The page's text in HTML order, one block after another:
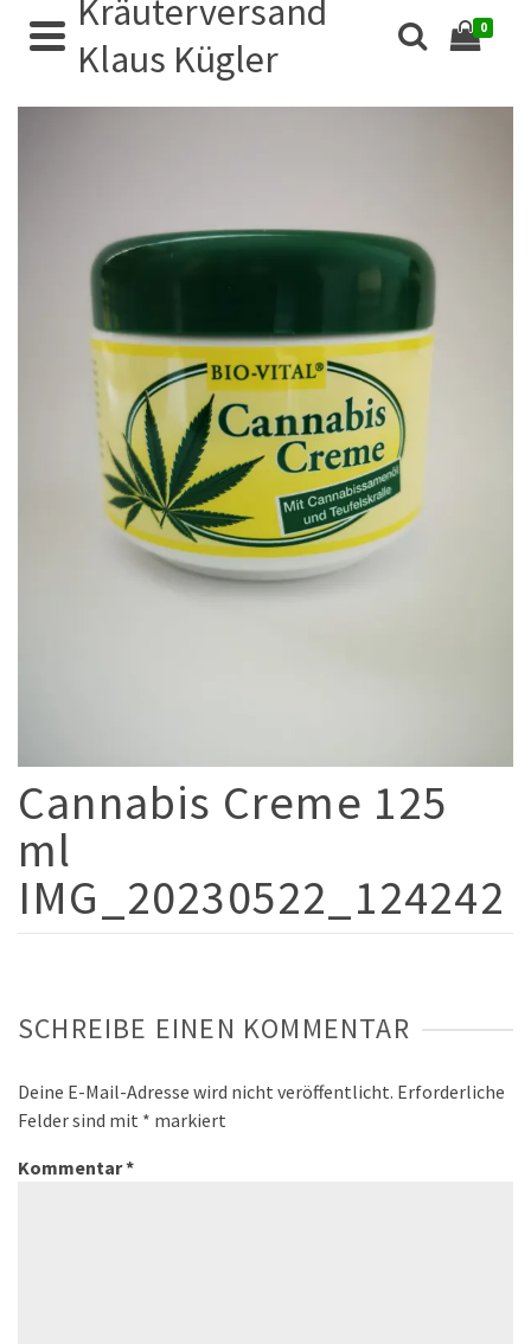
Kräuterversand
Klaus Kügler
0
Cannabis Creme 125
ml
IMG_20230522_124242
SCHREIBE EINEN KOMMENTAR
Deine E-Mail-Adresse wird nicht veröffentlicht. Erforderliche
Felder sind mit * markiert
Kommentar*